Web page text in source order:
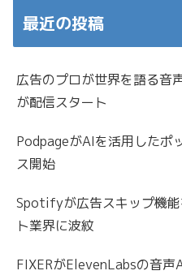
最近の投稿
広告のプロが世界を語る音
が配信スタート
PodpageがAIを活用したポ
ス開始
Spotifyが広告スキップ機
ト業界に波紋
FIXERがElevenLabsの音